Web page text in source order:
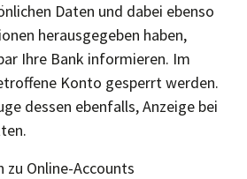
Daten und dabei ebenso
herausgegeben haben,
Ihre Bank informieren. Im
Konto gesperrt werden.
dessen ebenfalls, Anzeige bei
zu Online-Accounts